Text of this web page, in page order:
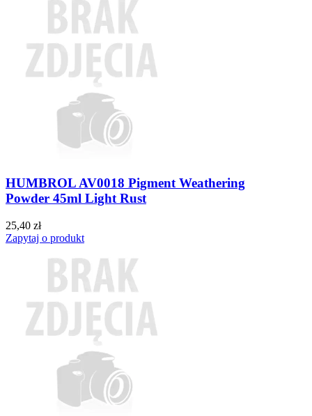
HUMBROL AV0018 Pigment Weathering
Powder 45ml Light Rust
25,40 zł
Zapytaj o produkt